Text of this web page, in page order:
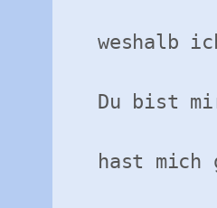
weshalb
Du bist
hast mich